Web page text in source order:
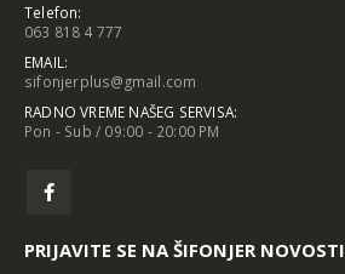
Telefon:
063 818 4 777
EMAIL:
sifonjerplus@gmail.com
RADNO VREME NAŠEG SERVISA:
Pon - Sub / 09:00 - 20:00 PM
PRIJAVITE SE NA ŠIFONJER NOVOSTI